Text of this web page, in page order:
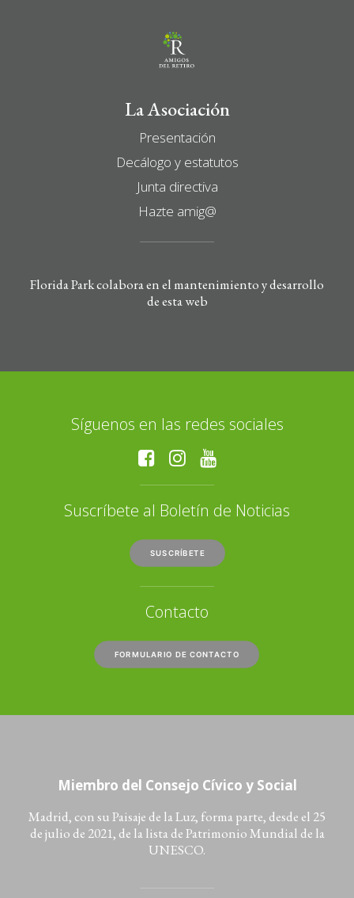
La Asociación
Presentación
Decálogo y estatutos
Junta directiva
Hazte amig@
Florida Park colabora en el mantenimiento y desarrollo
de esta web
Síguenos en las redes sociales
Suscríbete al Boletín de Noticias
SUSCRÍBETE
Contacto
FORMULARIO DE CONTACTO
Miembro del Consejo Cívico y Social
Madrid, con su Paisaje de la Luz, forma parte, desde el 25
de julio de 2021, de la lista de Patrimonio Mundial de la
UNESCO.